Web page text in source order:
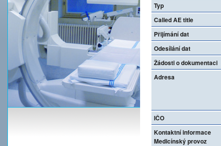
Typ
Called AE title
Přijímání dat
Odesílání dat
Žádosti o dokumentaci
Adresa
IČO
Kontaktní informace
Medicínský provoz